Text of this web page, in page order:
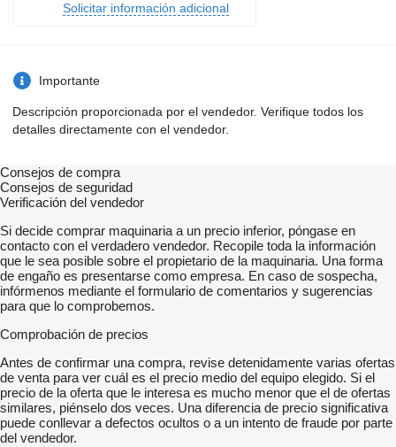
Solicitar información adicional
Importante
Descripción proporcionada por el vendedor. Verifique todos los
detalles directamente con el vendedor.
Consejos de compra
Consejos de seguridad
Verificación del vendedor
Si decide comprar maquinaria a un precio inferior, póngase en
contacto con el verdadero vendedor. Recopile toda la información
que le sea posible sobre el propietario de la maquinaria. Una forma
de engaño es presentarse como empresa. En caso de sospecha,
infórmenos mediante el formulario de comentarios y sugerencias
para que lo comprobemos.
Comprobación de precios
Antes de confirmar una compra, revise detenidamente varias ofertas
de venta para ver cuál es el precio medio del equipo elegido. Si el
precio de la oferta que le interesa es mucho menor que el de ofertas
similares, piénselo dos veces. Una diferencia de precio significativa
puede conllevar a defectos ocultos o a un intento de fraude por parte
del vendedor.